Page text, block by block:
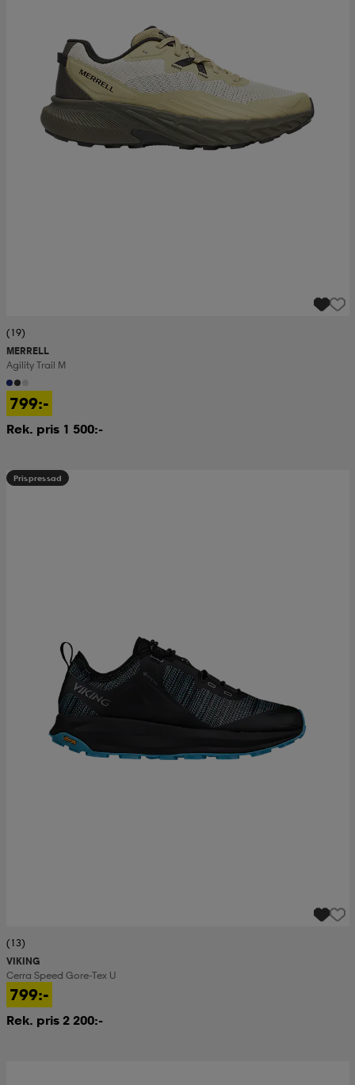
(19)
MERRELL
Agility Trail M
799:-
Rek. pris 1 500:-
Prispressad
(13)
VIKING
Cerra Speed Gore-Tex U
799:-
Rek. pris 2 200:-